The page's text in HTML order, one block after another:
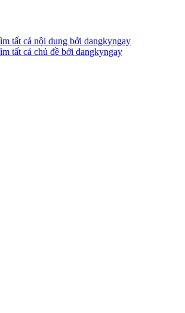
tất cả nội dung bởi dangkyngay
tất cả chủ đề bởi dangkyngay